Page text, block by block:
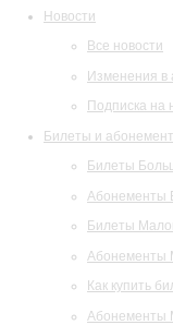
Новости
Все новости
Изменения
Подписка на
Билеты и
Билеты
Абонементы
Билеты
Абонементы
Как купить
Абонементы